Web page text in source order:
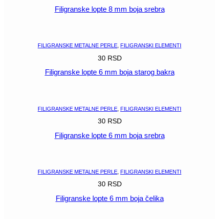
Filigranske lopte 8 mm boja srebra
FILIGRANSKE METALNE PERLE FILIGRANSKI ELEMENTI
30 RSD
Filigranske lopte 6 mm boja starog bakra
FILIGRANSKE METALNE PERLE FILIGRANSKI ELEMENTI
30 RSD
Filigranske lopte 6 mm boja srebra
FILIGRANSKE METALNE PERLE FILIGRANSKI ELEMENTI
30 RSD
Filigranske lopte 6 mm boja čelika